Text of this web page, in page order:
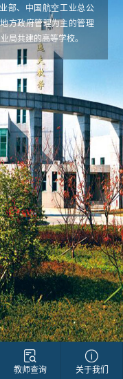
部、中国航空工业总公
方政府管理为主的管理
局共建的高等学校。
教师查询 关于我们